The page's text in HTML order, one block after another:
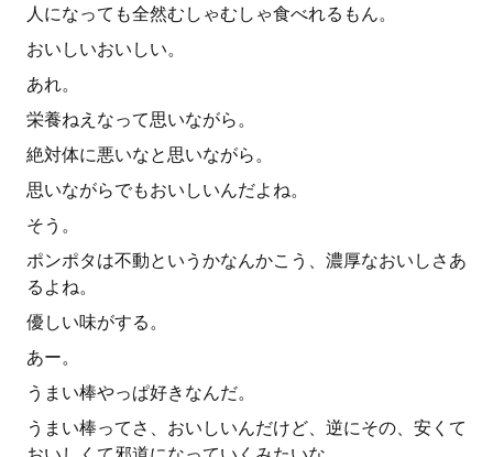
人になっても全然むしゃむしゃ食べれるもん。
おいしいおいしい。
あれ。
栄養ねえなって思いながら。
絶対体に悪いなと思いながら。
思いながらでもおいしいんだよね。
そう。
ポンポタは不動というかなんかこう、濃厚なおいしさあ
るよね。
優しい味がする。
あー。
うまい棒やっぱ好きなんだ。
うまい棒ってさ、おいしいんだけど、逆にその、安くて